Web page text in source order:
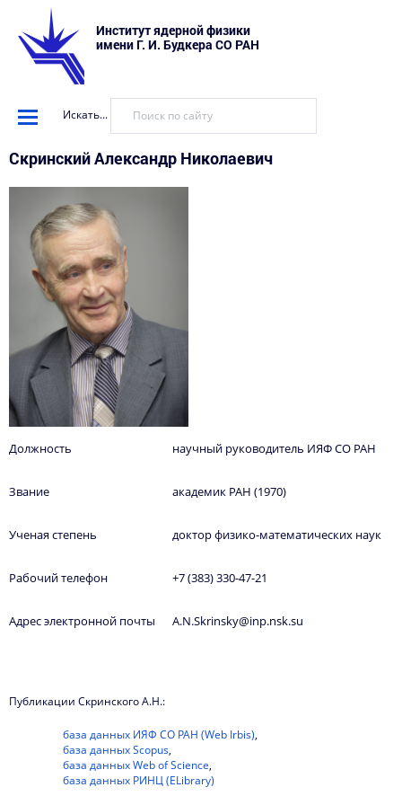
Институт ядерной физики
имени Г. И. Будкера СО РАН
Искать...
Скринский Александр Николаевич
Должность научный руководитель ИЯФ СО РАН
Звание академик РАН (1970)
Ученая степень доктор физико-математических наук
Рабочий телефон +7 (383) 330-47-21
Адрес электронной почты A.N.Skrinsky@inp.nsk.su
Публикации Скринского А.Н.:
база данных ИЯФ СО РАН (Web Irbis),
база данных Scopus,
база данных Web of Science,
база данных РИНЦ (ELibrary)